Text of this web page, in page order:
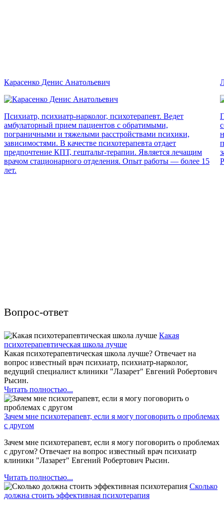
Карасенко Денис Анатольевич
Психиатр, психиатр-нарколог, психотерапевт. Ведет
амбулаторный прием пациентов с обратимыми,
пограничными и тяжелыми расстройствами психики,
зависимостями. В качестве психотерапевта отдает
предпочтение КПТ, гештальт-терапии. Является лечащим
врачом стационарного отделения. Опыт работы — более 15
лет.
Вопрос-ответ
Какая
психотерапевтическая школа лучше
Какая психотерапевтическая школа лучше? Отвечает на
вопрос известный врач психиатр, психиатр-нарколог,
ведущий специалист клиники "Лазарет" Евгений Робертович
Рысин.
Читать полностью...
Зачем мне психотерапевт, если я могу поговорить о проблемах
с другом
Зачем мне психотерапевт, если я могу поговорить о проблемах
с другом? Отвечает на вопрос известный врач психиатр
клиники "Лазарет" Евгений Робертович Рысин.
Читать полностью...
Сколько
должна стоить эффективная психотерапия